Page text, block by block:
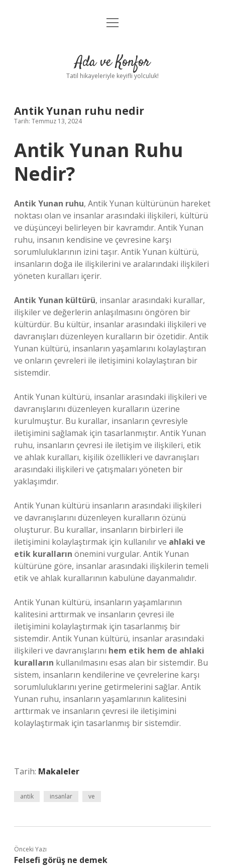
Anasayfa
Yasal Uyarı
menüyü
Ada ve Konfor
Tatil hikayeleriyle keyifli yolculuk!
Antik Yunan ruhu nedir
Tarih: Temmuz 13, 2024
Antik Yunan Ruhu
Nedir?
Antik Yunan ruhu, Antik Yunan kültürünün hareket
noktası olan ve insanlar arasındaki ilişkileri, kültürü
ve düşünceyi belirleyen bir kavramdır. Antik Yunan
ruhu, insanın kendisine ve çevresine karşı
sorumluluklarının izini taşır. Antik Yunan kültürü,
insanların doğa ile ilişkilerini ve aralarındaki ilişkileri
yöneten kuralları içerir.
Antik Yunan kültürü, insanlar arasındaki kurallar,
ilişkiler ve değerlerin anlaşılmasını öngören bir
kültürdür. Bu kültür, insanlar arasındaki ilişkileri ve
davranışları düzenleyen kuralların bir özetidir. Antik
Yunan kültürü, insanların yaşamlarını kolaylaştıran
ve onların çevreleri ile iletişimini kolaylaştıran bir
sistemdir.
Antik Yunan kültürü, insanlar arasındaki ilişkileri ve
davranışlarını düzenleyen kuralların üzerine
kurulmuştur. Bu kurallar, insanların çevresiyle
iletişimini sağlamak için tasarlanmıştır. Antik Yunan
ruhu, insanların çevresi ile iletişim ve ilişkileri, etik
ve ahlak kuralları, kişilik özellikleri ve davranışları
arasındaki ilişkileri ve çatışmaları yöneten bir
yaklaşımdır.
Antik Yunan kültürü insanların arasındaki ilişkileri
ve davranışlarını düzenleyen kuralların özünü
oluşturur. Bu kurallar, insanların birbirleri ile
iletişimini kolaylaştırmak için kullanılır ve ahlaki ve
etik kuralların önemini vurgular. Antik Yunan
kültürüne göre, insanlar arasındaki ilişkilerin temeli
etik ve ahlak kurallarının kabulüne dayanmalıdır.
Antik Yunan kültürü, insanların yaşamlarının
kalitesini arttırmak ve insanların çevresi ile
iletişimini kolaylaştırmak için tasarlanmış bir
sistemdir. Antik Yunan kültürü, insanlar arasındaki
ilişkileri ve davranışlarını hem etik hem de ahlaki
kuralların kullanılmasını esas alan bir sistemdir. Bu
sistem, insanların kendilerine ve çevrelerine karşı
sorumluluklarını yerine getirmelerini sağlar. Antik
Yunan ruhu, insanların yaşamlarının kalitesini
arttırmak ve insanların çevresi ile iletişimini
kolaylaştırmak için tasarlanmış bir sistemdir.
Tarih: Makaleler
antik insanlar ve
Önceki Yazı
Felsefi görüş ne demek